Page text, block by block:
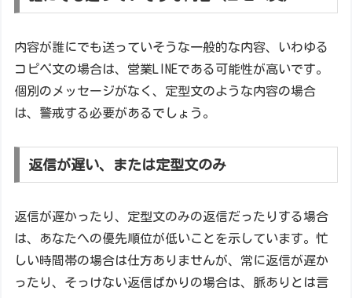
内容が誰にでも送っていそうな一般的な内容、いわゆる
コピペ文の場合は、営業LINEである可能性が高いです。
個別のメッセージがなく、定型文のような内容の場合
は、警戒する必要があるでしょう。
返信が遅い、または定型文のみ
返信が遅かったり、定型文のみの返信だったりする場合
は、あなたへの優先順位が低いことを示しています。忙
しい時間帯の場合は仕方ありませんが、常に返信が遅か
ったり、そっけない返信ばかりの場合は、脈ありとは言